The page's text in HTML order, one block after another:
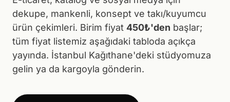
Tanıtım · Reels · Drone
Tanıtım Filmi Çekimi
Fabrika · Showroom · Kurumsal film
Sosyal Medya Çekimi
Aylık Reels + fotoğraf aboneliği
Kiralık Stüdyo
dekupe, mankenli, konsept ve takı/kuyumcu
ürün çekimleri. Birim fiyat 450₺'den başlar;
tüm fiyat listemiz aşağıdaki tabloda açıkça
yayında. İstanbul Kağıthane'deki stüdyomuza
gelin ya da kargoyla gönderin.